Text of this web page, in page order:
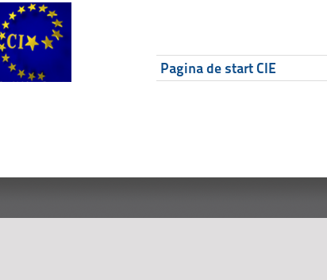
Pagina de start CIE